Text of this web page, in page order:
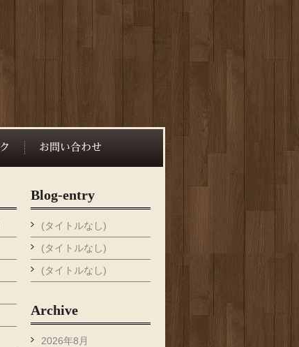
Blog-entry
(タイトルなし)
(タイトルなし)
(タイトルなし)
Archive
2026年8月